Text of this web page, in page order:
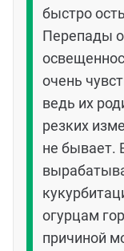
быстро
Перепады
очень
ведь их
резких
не бывает.
огурцам
причиной